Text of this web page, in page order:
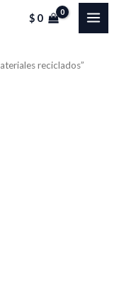
$0
reciclados”